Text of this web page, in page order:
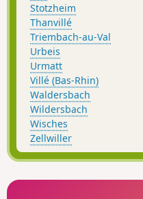
Stotzheim
Thanvillé
Triembach-au-Val
Urbeis
Urmatt
Villé (Bas-Rhin)
Waldersbach
Wildersbach
Wisches
Zellwiller